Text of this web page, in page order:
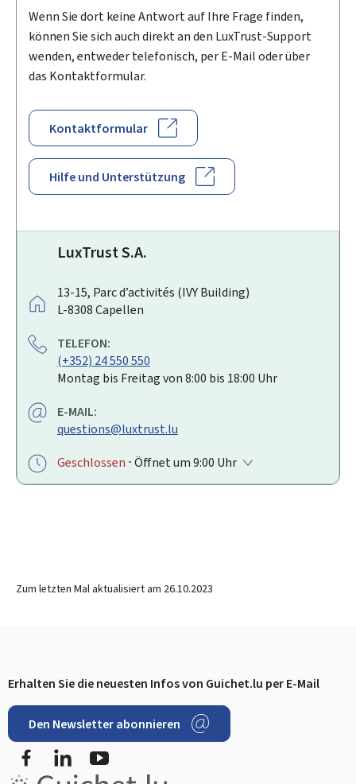
Wenn Sie dort keine Antwort auf Ihre Frage finden,
können Sie sich auch direkt an den LuxTrust-Support
wenden, entweder telefonisch, per E-Mail oder über
das Kontaktformular.
Kontaktformular
Hilfe und Unterstützung
LuxTrust S.A.
A
D
E
S
S
:
13-15, Parc d’activités (IVY Building)
L-8308Capellen
TELEFON:
(+352) 24 550 550
Montag bis Freitag von 8:00 bis 18:00 Uhr
E-MAIL:
questions@luxtrust.lu
Geschlossen ⋅ Öffnet um 9:00 Uhr
Zum letzten Mal aktualisiert am 26.10.2023
Footer
Erhalten Sie die neuesten Infos von Guichet.lu per E-Mail
Den Newsletter abonnieren
FacebookLinkedIn